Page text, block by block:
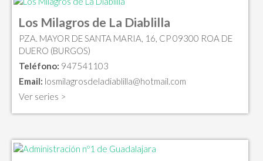
Los Milagros de La Diablilla
PZA. MAYOR DE SANTA MARIA, 16, CP 09300 ROA DE
DUERO (BURGOS)
Teléfono: 947541103
Email: losmilagrosdeladiablilla@hotmail.com
Ver series >